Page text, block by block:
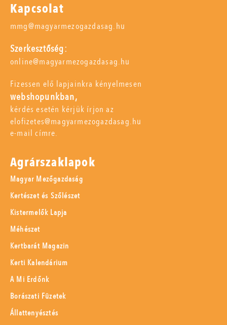
Kapcsolat
mmg@magyarmezogazdasag.hu
Szerkesztőség:
online@magyarmezogazdasag.hu
Fizessen elő lapjainkra kényelmesen
webshopunkban,
kérdés esetén kérjük írjon az
elofizetes@magyarmezogazdasag.hu
e-mail címre.
Agrárszaklapok
Magyar Mezőgazdaság
Kertészet és Szőlészet
Kistermelők Lapja
Méhészet
Kertbarát Magazin
Kerti Kalendárium
A Mi Erdőnk
Borászati Füzetek
Állattenyésztés